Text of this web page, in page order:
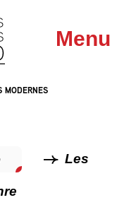
Menu
MODERNES
Les